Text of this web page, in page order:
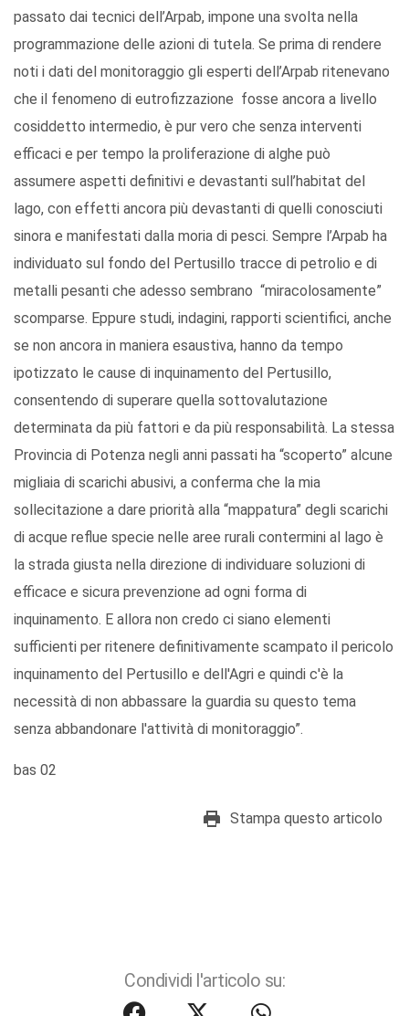
passato dai tecnici dell’Arpab, impone una svolta nella
programmazione delle azioni di tutela. Se prima di rendere
noti i dati del monitoraggio gli esperti dell’Arpab ritenevano
che il fenomeno di eutrofizzazione fosse ancora a livello
cosiddetto intermedio, è pur vero che senza interventi
efficaci e per tempo la proliferazione di alghe può
assumere aspetti definitivi e devastanti sull’habitat del
lago, con effetti ancora più devastanti di quelli conosciuti
sinora e manifestati dalla moria di pesci. Sempre l’Arpab ha
individuato sul fondo del Pertusillo tracce di petrolio e di
metalli pesanti che adesso sembrano “miracolosamente”
scomparse. Eppure studi, indagini, rapporti scientifici, anche
se non ancora in maniera esaustiva, hanno da tempo
ipotizzato le cause di inquinamento del Pertusillo,
consentendo di superare quella sottovalutazione
determinata da più fattori e da più responsabilità. La stessa
Provincia di Potenza negli anni passati ha “scoperto” alcune
migliaia di scarichi abusivi, a conferma che la mia
sollecitazione a dare priorità alla “mappatura” degli scarichi
di acque reflue specie nelle aree rurali contermini al lago è
la strada giusta nella direzione di individuare soluzioni di
efficace e sicura prevenzione ad ogni forma di
inquinamento. E allora non credo ci siano elementi
sufficienti per ritenere definitivamente scampato il pericolo
inquinamento del Pertusillo e dell'Agri e quindi c'è la
necessità di non abbassare la guardia su questo tema
senza abbandonare l'attività di monitoraggio”.
bas 02
Stampa questo articolo
Condividi l'articolo su: